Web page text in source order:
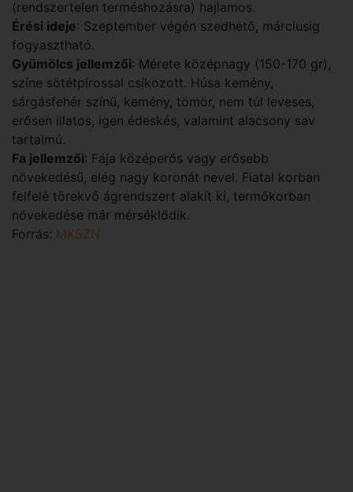
(rendszertelen terméshozásra) hajlamos.
Érési ideje: Szeptember végén szedhető, márciusig
fogyasztható.
Gyümölcs jellemzői: Mérete középnagy (150-170 gr),
színe sötétpirossal csíkozott. Húsa kemény,
sárgásfehér színű, kemény, tömör, nem túl leveses,
erősen illatos, igen édeskés, valamint alacsony sav
tartalmú.
Fa jellemzői: Fája középerős vagy erősebb
növekedésű, elég nagy koronát nevel. Fiatal korban
felfelé törekvő ágrendszert alakít ki, termőkorban
növekedése már mérséklődik.
Forrás: MKSZN